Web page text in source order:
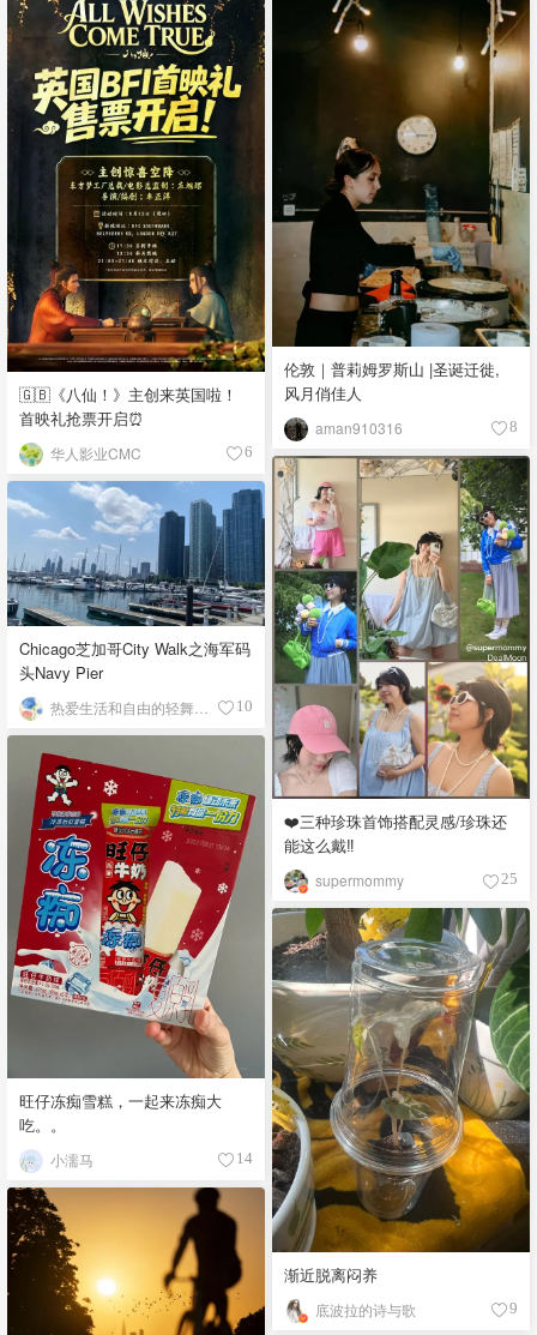
🇬🇧《八仙！》主创来英国啦！
首映礼抢票开启⏰
华人影业CMC 6
伦敦｜普莉姆罗斯山 |圣诞迁徙,
风月俏佳人
aman910316 8
❤️三种珍珠首饰搭配灵感/珍珠还
能这么戴‼️
supermommy 25
Chicago芝加哥City Walk之海军码
头Navy Pier
10
旺仔冻痴雪糕，一起来冻痴大
吃。。
小濡马 14
渐近脱离闷养
底波拉的诗与歌 9